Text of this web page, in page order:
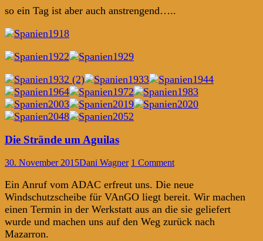
so ein Tag ist aber auch anstrengend…..
Die Strände um Aguilas
30. November 2015Dani Wagner 1 Comment
Ein Anruf vom ADAC erfreut uns. Die neue
Windschutzscheibe für VAnGO liegt bereit. Wir machen
einen Termin in der Werkstatt aus an die sie geliefert
wurde und machen uns auf den Weg zurück nach
Mazarron.